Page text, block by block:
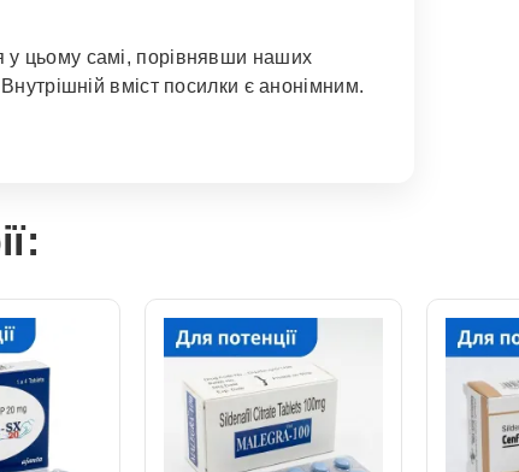
у цьому самі, порівнявши наших
вміст посилки є анонімним.